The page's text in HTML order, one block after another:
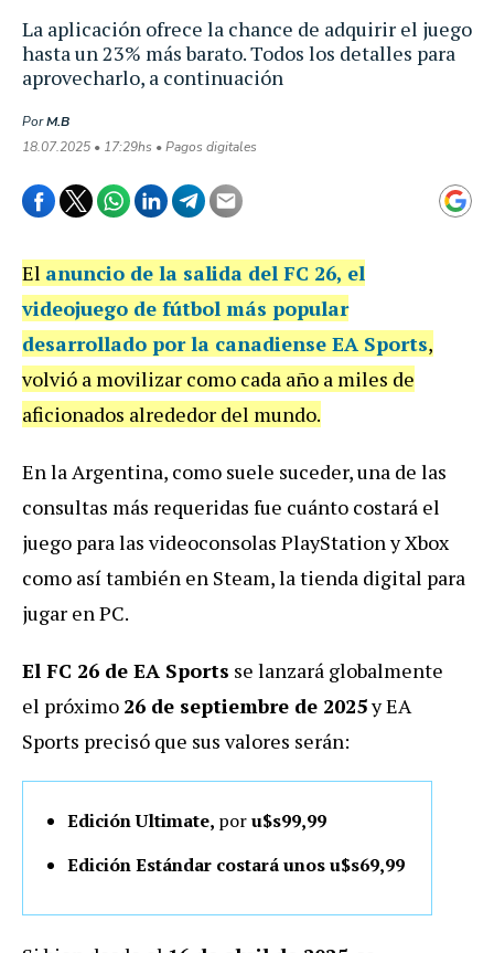
La aplicación ofrece la chance de adquirir el juego
hasta un 23% más barato. Todos los detalles para
aprovecharlo, a continuación
PorM.B
18.07.2025 • 17:29hs • Pagos digitales
El anuncio de la salida del FC 26, el
videojuego de fútbol más popular
desarrollado por la canadiense EA Sports,
volvió a movilizar como cada año a miles de
aficionados alrededor del mundo.
En la Argentina, como suele suceder, una de las
consultas más requeridas fue cuánto costará el
juego para las videoconsolas PlayStation y Xbox
como así también en Steam, la tienda digital para
jugar en PC.
El FC 26 de EA Sports se lanzará globalmente
el próximo 26 de septiembre de 2025y EA
Sports precisó que sus valores serán:
Edición Ultimate, poru$s99,99
Edición Estándar costará unos u$s69,99